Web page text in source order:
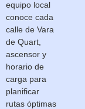
equipo local
conoce cada
calle de Vara
de Quart,
ascensor y
horario de
carga para
planificar
rutas óptimas